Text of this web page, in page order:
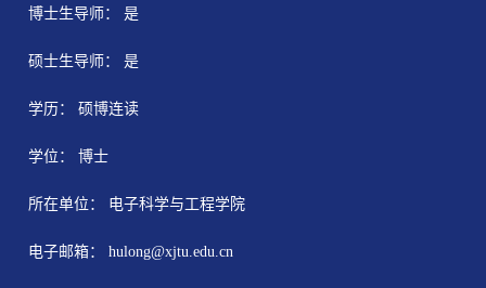
博士生导师： 是
硕士生导师： 是
学历： 硕博连读
学位： 博士
所在单位： 电子科学与工程学院
电子邮箱：hulong@xjtu.edu.cn